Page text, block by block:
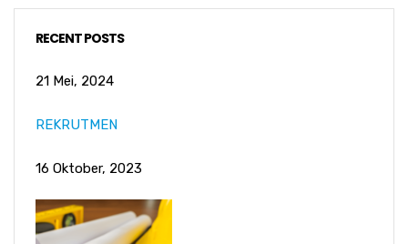
RECENT POSTS
21 Mei, 2024
REKRUTMEN
16 Oktober, 2023